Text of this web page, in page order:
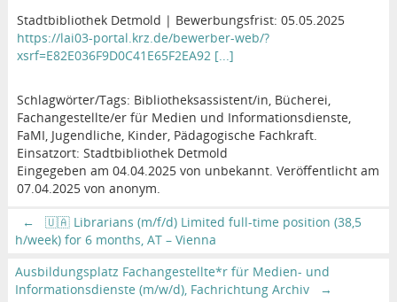
Stadtbibliothek Detmold | Bewerbungsfrist: 05.05.2025
https://lai03-portal.krz.de/bewerber-web/?
xsrf=E82E036F9D0C41E65F2EA92 [...]
Schlagwörter/Tags: Bibliotheksassistent/in, Bücherei,
Fachangestellte/er für Medien und Informationsdienste,
FaMI, Jugendliche, Kinder, Pädagogische Fachkraft.
Einsatzort: Stadtbibliothek Detmold
Eingegeben am 04.04.2025 von unbekannt. Veröffentlicht am
07.04.2025 von anonym.
←
🇺🇦 Librarians (m/f/d) Limited full-time position (38,5
h/week) for 6 months, AT – Vienna
Ausbildungsplatz Fachangestellte*r für Medien- und
Informationsdienste (m/w/d), Fachrichtung Archiv
→